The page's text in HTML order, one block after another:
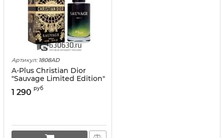
Артикул: 1808AD
A-Plus Christian Dior
"Sauvage Limited Edition"
Parfum 100 ml оптом
1 290 руб